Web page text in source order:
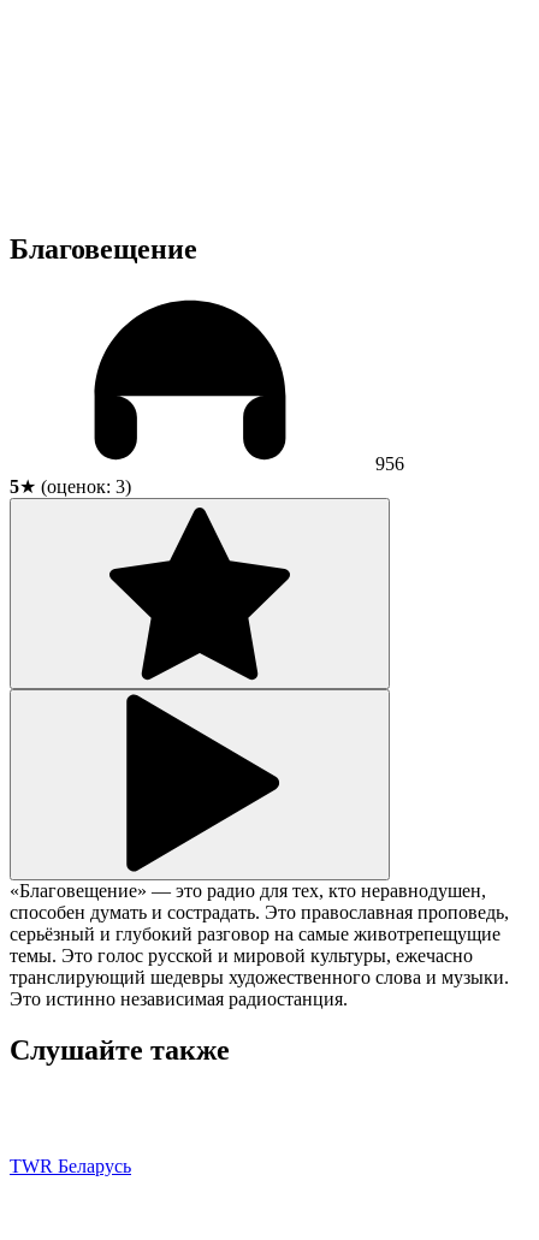
Благовещение
956
5★ (оценок: 3)
«Благовещение» — это радио для тех, кто неравнодушен,
способен думать и сострадать. Это православная проповедь,
серьёзный и глубокий разговор на самые животрепещущие
темы. Это голос русской и мировой культуры, ежечасно
транслирующий шедевры художественного слова и музыки.
Это истинно независимая радиостанция.
Слушайте также
TWR Беларусь